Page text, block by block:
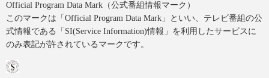
Official Program Data Mark（公式番組情報マーク）
このマークは「Official Program Data Mark」といい、テレビ番組の公
式情報である「SI(Service Information)情報」を利用したサービスに
のみ表記が許されているマークです。